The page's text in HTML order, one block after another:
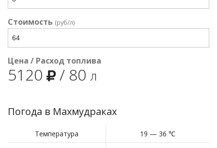
Стоимость (руб/л)
Цена / Расход топлива
5120 / 80 л
Погода в Махмудраках
Температура
19 — 36 ℃